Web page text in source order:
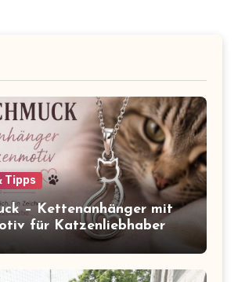
Tipps
– Kettenanhänger mit
für Katzenliebhaber